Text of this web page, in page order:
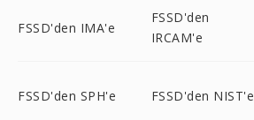
FSSD'den IMA'e
FSSD'den
IRCAM'e
FSSD'den SPH'e FSSD'den NIST'e